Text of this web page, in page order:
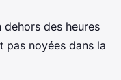
dehors des heures
pas noyées dans la